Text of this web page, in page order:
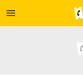
menu